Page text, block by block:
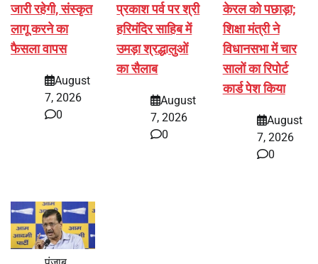
जारी रहेगी, संस्कृत
लागू करने का
फैसला वापस
August
7, 2026
0
प्रकाश पर्व पर श्री
हरिमंदिर साहिब में
उमड़ा श्रद्धालुओं
का सैलाब
August
7, 2026
0
केरल को पछाड़ा;
शिक्षा मंत्री ने
विधानसभा में चार
सालों का रिपोर्ट
कार्ड पेश किया
August
7, 2026
0